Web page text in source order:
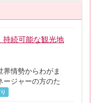
持続可能な観光地
情勢からわがま
ージャーの方のた